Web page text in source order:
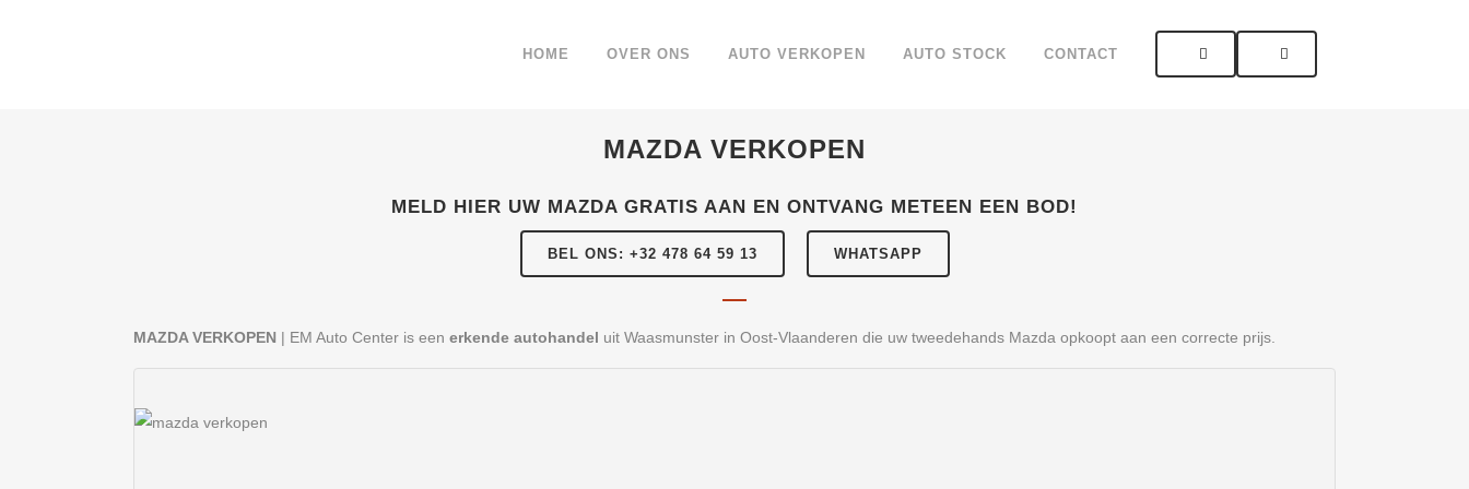
HOME OVER ONS AUTO VERKOPEN AUTO STOCK CONTACT
MAZDA VERKOPEN
MELD HIER UW MAZDA GRATIS AAN EN ONTVANG METEEN EEN BOD!
BEL ONS: +32 478 64 59 13 WHATSAPP
MAZDA VERKOPEN | EM Auto Center is een erkende autohandel uit Waasmunster in Oost-Vlaanderen die uw tweedehands Mazda opkoopt aan een correcte prijs.